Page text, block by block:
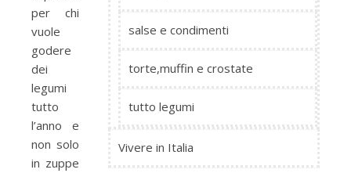
per chi
vuole
godere
dei
legumi
tutto
l’anno e
non solo
in zuppe
salse e condimenti
torte,muffin e crostate
tutto legumi
Vivere in Italia